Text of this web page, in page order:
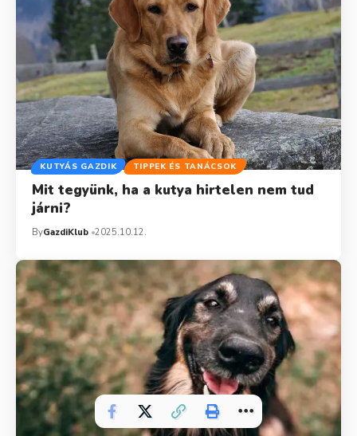
KUTYÁS GAZDIK TIPPEK ÉS TANÁCSOK
Mit tegyünk, ha a kutya hirtelen nem tud
járni?
ByGazdiKlub 2025.10.12.